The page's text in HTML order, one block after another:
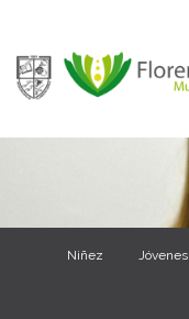
Niñez Jóvenes